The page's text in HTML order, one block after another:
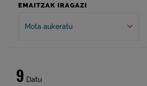
EMAITZAK IRAGAZI
Mota aukeratu
9 Datu